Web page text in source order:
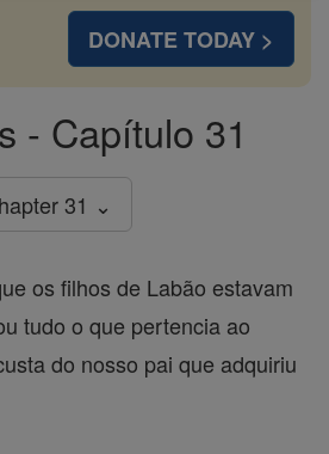
DONATE TODAY >
- Capítulo 31
31 ⌄
os filhos de Labão estavam
tudo o que pertencia ao
do nosso pai que adquiriu